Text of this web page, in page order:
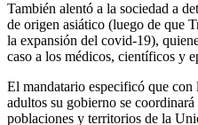
También alentó a la sociedad a
de origen asiático (luego de que
la expansión del covid-19),
caso a los médicos, científicos y
El mandatario especificó que con
adultos su gobierno se
poblaciones y territorios de la